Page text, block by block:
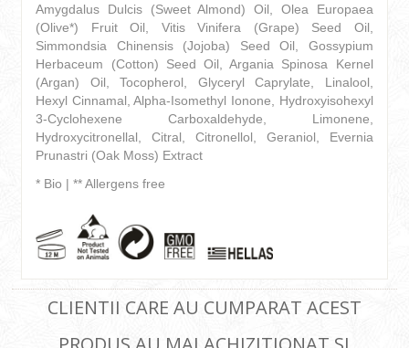
Amygdalus Dulcis (Sweet Almond) Oil, Olea Europaea
(Olive*) Fruit Oil, Vitis Vinifera (Grape) Seed Oil,
Simmondsia Chinensis (Jojoba) Seed Oil, Gossypium
Herbaceum (Cotton) Seed Oil, Argania Spinosa Kernel
(Argan) Oil, Tocopherol, Glyceryl Caprylate, Linalool,
Hexyl Cinnamal, Alpha-Isomethyl Ionone, Hydroxyisohexyl
3-Cyclohexene Carboxaldehyde, Limonene,
Hydroxycitronellal, Citral, Citronellol, Geraniol, Evernia
Prunastri (Oak Moss) Extract
* Bio | ** Allergens free
CLIENTII CARE AU CUMPARAT ACEST